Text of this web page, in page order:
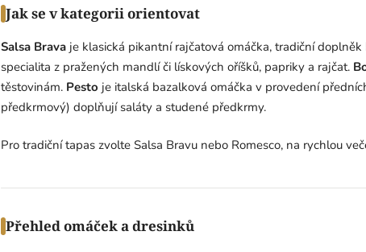
u
Jak se v kategorii orientovat
Salsa Brava je klasická pikantní rajčatová omáčka, tradiční
specialita z pražených mandlí či lískových oříšků, papriky a rajčat.
těstovinám. Pesto je italská bazalková omáčka v provedení
předkrmový) doplňují saláty a studené předkrmy.
Pro tradiční tapas zvolte Salsa Bravu nebo Romesco, na rychlou
Přehled omáček a dresinků